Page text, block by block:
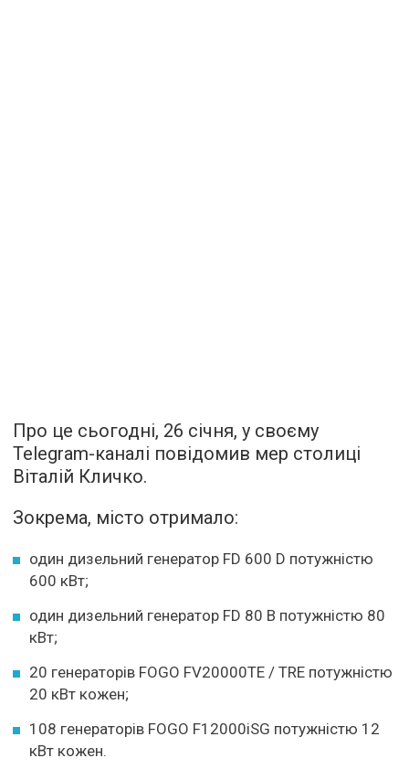
Про це сьогодні, 26 січня, у своєму
Telegram-каналі повідомив мер столиці
Віталій Кличко.
Зокрема, місто отримало:
один дизельний генератор FD 600 D потужністю
600 кВт;
один дизельний генератор FD 80 B потужністю 80
кВт;
20 генераторів FOGO FV20000TE / TRE потужністю
20 кВт кожен;
108 генераторів FOGO F12000iSG потужністю 12
кВт кожен.